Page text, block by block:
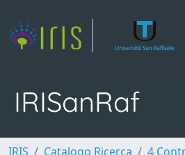
IRISanRaf
IRIS Catalogo Ricerca 4